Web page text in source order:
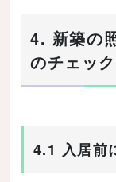
4. 新築の
のチェッ
4.1 入居前